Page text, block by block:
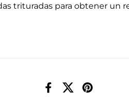
trituradas para obtener un
Facebook
X (Twitter)Pinterest